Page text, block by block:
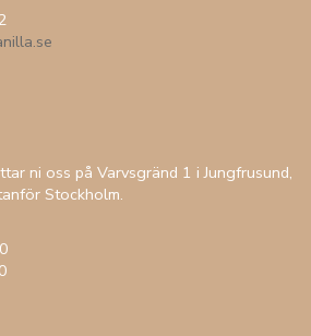
ni oss på Varvsgränd 1 i Jungfrusund,
Stockholm.